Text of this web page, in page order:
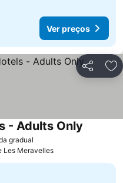
Ver preços
Partilhar
gradual
- Adults Only
Les Meravelles